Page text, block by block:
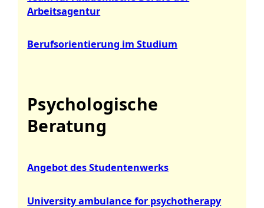
Arbeitsagentur
Berufsorientierung im Studium
Psychologische
Beratung
Angebot des Studentenwerks
University ambulance for psychotherapy